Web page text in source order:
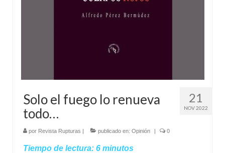
21
NOV 2022
Solo el fuego lo renueva
todo…
por Revista Rupturas | publicado en: Opinión | 0
Tiempo de lectura: 6 minutos